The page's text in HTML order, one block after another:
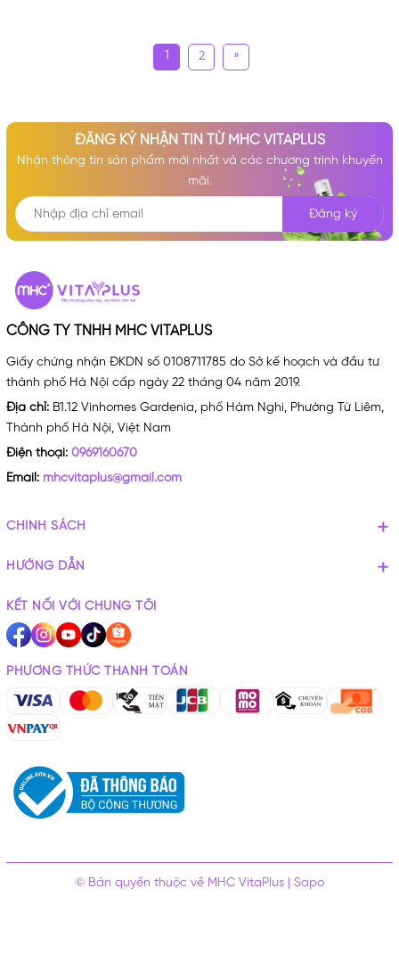
1 2 »
ĐĂNG KÝ NHẬN TIN TỪ MHC VITAPLUS
Nhận thông tin sản phẩm mới nhất và các chương trình khuyến
mãi.
Đăng ký
CÔNG TY TNHH MHC VITAPLUS
Giấy chứng nhận ĐKDN số 0108711785 do Sở kế hoạch và đầu tư
thành phố Hà Nội cấp ngày 22 tháng 04 năm 2019.
Địa chỉ: B1.12 Vinhomes Gardenia, phố Hàm Nghi, Phường Từ Liêm,
Thành phố Hà Nội, Việt Nam
Điện thoại: 0969160670
Email: mhcvitaplus@gmail.com
CHÍNH SÁCH
HƯỚNG DẪN
KẾT NỐI VỚI CHÚNG TÔI
PHƯƠNG THỨC THANH TOÁN
© Bản quyền thuộc về MHC VitaPlus Sapo